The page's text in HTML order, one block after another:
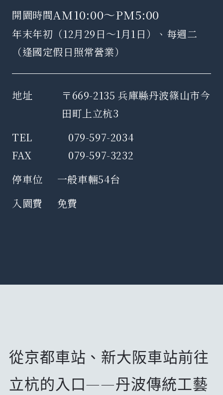
開園時間AM10:00～PM5:00
​​年末年初（12月29日～1月1日）、每週二
（逢國定假日照常營業）
地址
〒669-2135 ​​兵庫縣丹波篠山市今
田町上立杭3​
TEL
079-597-2034
FAX
079-597-3232
​​停車位
一般車輛​​​​​​​​54​台​
入園費
免費
從京都車站、新大阪車站前往
立杭的入口——丹波傳統工藝